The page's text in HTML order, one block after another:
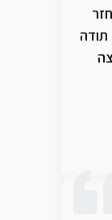
תודה